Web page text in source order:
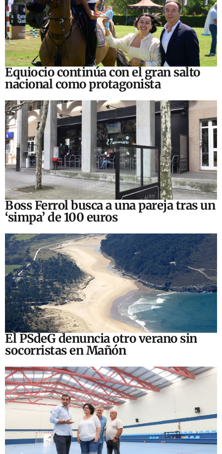
Equiocio continúa con el gran salto
nacional como protagonista
Boss Ferrol busca a una pareja tras un
‘simpa’ de 100 euros
El PSdeG denuncia otro verano sin
socorristas en Mañón